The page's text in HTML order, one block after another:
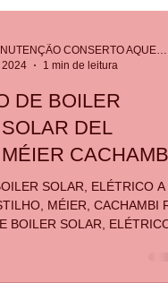
2024
1 min de leitura
DE BOILER
DEL
CACHAMBI